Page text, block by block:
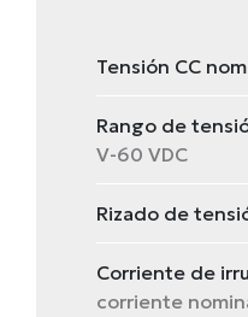
Tensión CC
Rango de
V-60 VDC
Rizado de
Corriente de
corriente